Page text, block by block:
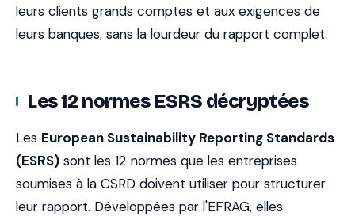
leurs clients grands comptes et aux exigences de
leurs banques, sans la lourdeur du rapport complet.
Les 12 normes ESRS décryptées
Les European Sustainability Reporting Standards
(ESRS) sont les 12 normes que les entreprises
soumises à la CSRD doivent utiliser pour structurer
leur rapport. Développées par l'EFRAG, elles